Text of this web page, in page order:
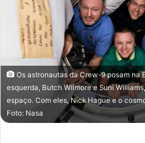
Os astronautas da Crew-9 posam na
esquerda, Butch Wilmore e Suni
espaço. Com eles, Nick Hague e o
Foto: Nasa